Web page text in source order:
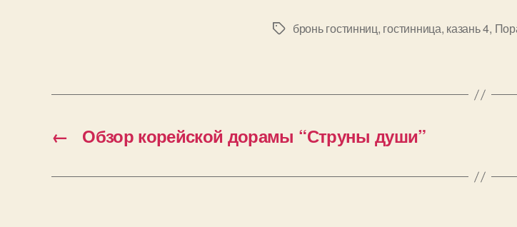
Позначки
бронь гостинниц, гостинница, казань 4,
← Обзор корейской дорамы “Струны души”